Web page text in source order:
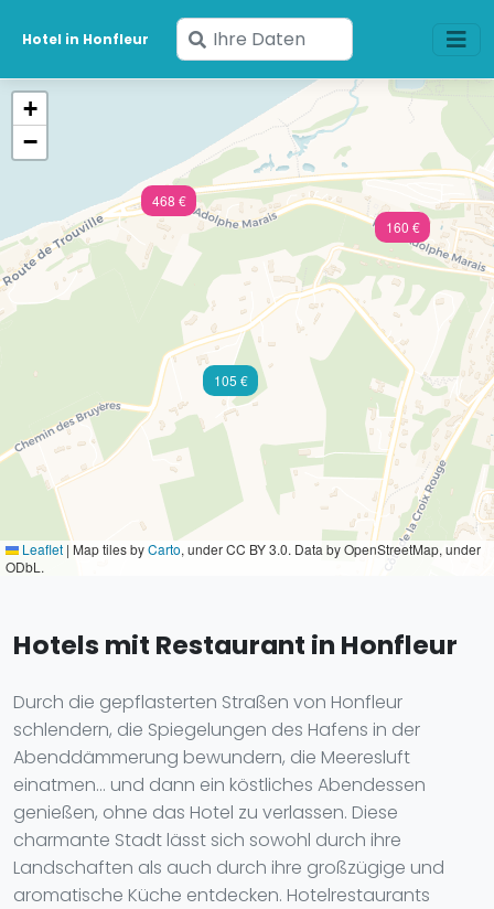
Hotel in Honfleur
Geben
Sie
Daten
ein
468 €
160 €
105 €
+
−
Leaflet | Map tiles byCarto, under CC BY 3.0. Data by OpenStreetMap, under
ODbL.
Hotels mit Restaurant in Honfleur
Durch die gepflasterten Straßen von Honfleur
schlendern, die Spiegelungen des Hafens in der
Abenddämmerung bewundern, die Meeresluft
einatmen... und dann ein köstliches Abendessen
genießen, ohne das Hotel zu verlassen. Diese
charmante Stadt lässt sich sowohl durch ihre
Landschaften als auch durch ihre großzügige und
aromatische Küche entdecken. Hotelrestaurants